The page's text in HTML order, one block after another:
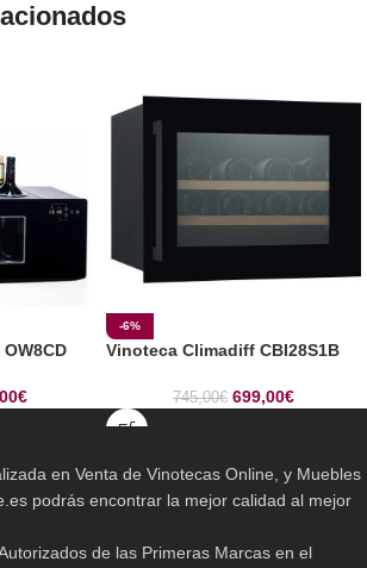
€
-6%
Vinoteca Climadiff CBI28S1B
745,00€ 699,00€
en Venta de Vinotecas Online, y Muebles
podrás encontrar la mejor calidad al mejor
de las Primeras Marcas en el